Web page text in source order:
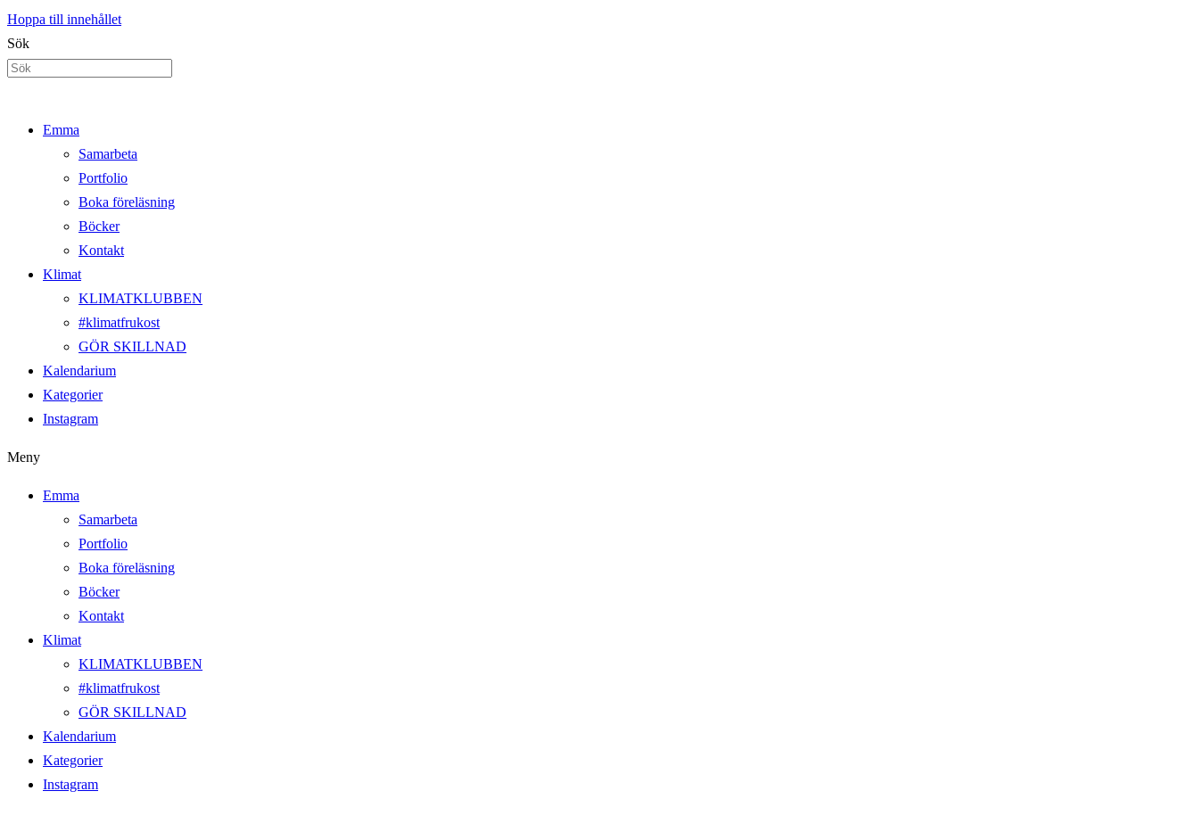
Hoppa till innehållet
Sök
Emma
Samarbeta
Portfolio
Boka föreläsning
Böcker
Kontakt
Klimat
KLIMATKLUBBEN
#klimatfrukost
GÖR SKILLNAD
Kalendarium
Kategorier
Instagram
Meny
Emma
Samarbeta
Portfolio
Boka föreläsning
Böcker
Kontakt
Klimat
KLIMATKLUBBEN
#klimatfrukost
GÖR SKILLNAD
Kalendarium
Kategorier
Instagram